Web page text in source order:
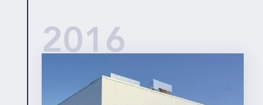
2016